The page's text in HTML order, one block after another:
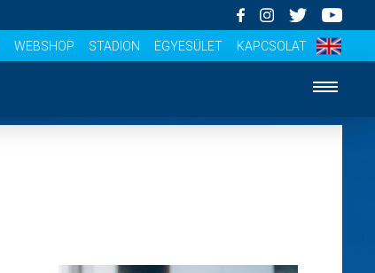
WEBSHOP STADION EGYESÜLET KAPCSOLAT